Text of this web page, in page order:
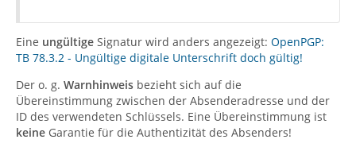
Eine ungültige Signatur wird anders angezeigt: OpenPGP:
TB 78.3.2 - Ungültige digitale Unterschrift doch gültig!
Der o. g. Warnhinweis bezieht sich auf die
Übereinstimmung zwischen der Absenderadresse und der
ID des verwendeten Schlüssels. Eine Übereinstimmung ist
keine Garantie für die Authentizität des Absenders!